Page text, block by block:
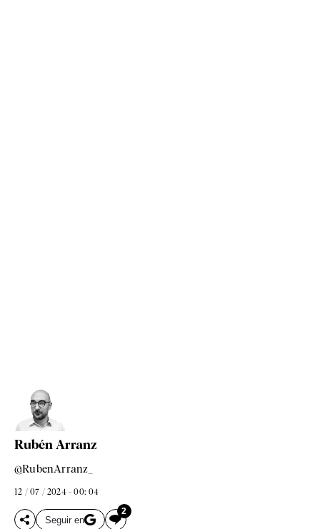
Rubén Arranz
@RubenArranz_
12 / 07 / 2024 - 00: 04
Seguir en
2